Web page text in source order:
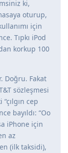
ki,
oturup,
için
Tıpkı iPod
korkup 100
Doğru. Fakat
sözleşmesi
cep
bayıldı: “Oo
iPhone için
az
(ilk taksidi),